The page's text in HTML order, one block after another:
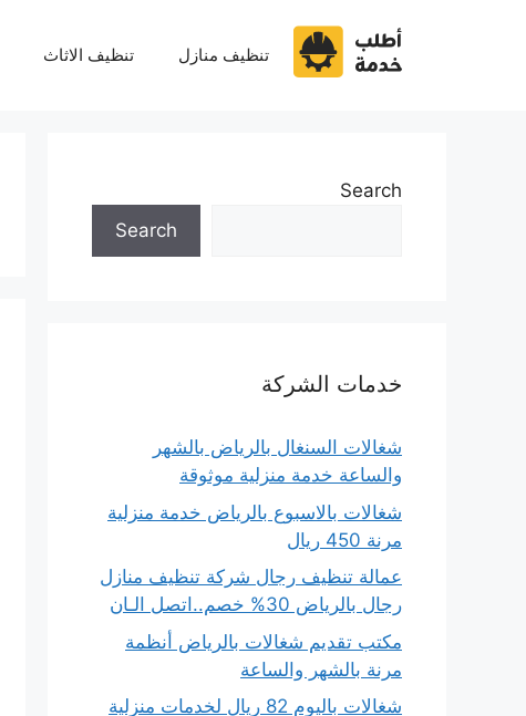
تنظيف منازل تنظيف الاثاث
Search
Search
خدمات الشركة
شغالات السنغال بالرياض بالشهر
والساعة خدمة منزلية موثوقة
شغالات بالاسبوع بالرياض خدمة منزلية
مرنة 450 ريال
عمالة تنظيف رجال شركة تنظيف منازل
رجال بالرياض 30% خصم..اتصل الـان
مكتب تقديم شغالات بالرياض أنظمة
مرنة بالشهر والساعة
شغالات باليوم 82 ريال لخدمات منزلية